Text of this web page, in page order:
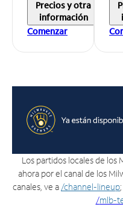
Precios y otra
información
Comenzar
Los partidos locales de los
ahora por el canal de los
canales, ve a /channel-lineup
/mlb-